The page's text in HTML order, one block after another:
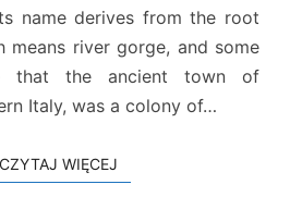
r
r
a
name derives from the root
means river gorge, and some
that the ancient town of
Italy, was a colony of…
CZYTAJ WIĘCEJ